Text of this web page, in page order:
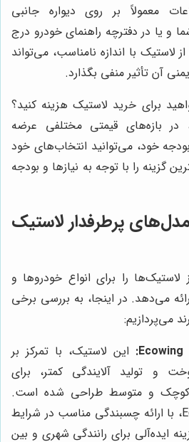
معمولاً بر روی دیواره جانبی
و یا در دفترچه راهنمای خودرو درج
لاستیک با اندازه نامناسب، می‌تواند
آن تأثیر منفی بگذارد.
برای خرید لاستیک هزینه کنید؟
در بازه‌های قیمتی مختلفی عرضه
خود، می‌توانید انتخاب‌های خود
گزینه را با توجه به نیازها و بودجه
پرطرفدار لاستیک
را برای انواع خودروها و
می‌دهد. در اینجا، به بررسی برخی
می‌پردازیم:
این لاستیک، با تمرکز بر
تولید آلایندگی کمتر، برای
کوچک و متوسط طراحی شده است.
Ecowing ES01 KH27، با ارائه چسبندگی مناسب در شرایط
ایده‌آلی برای رانندگی شهری و بین